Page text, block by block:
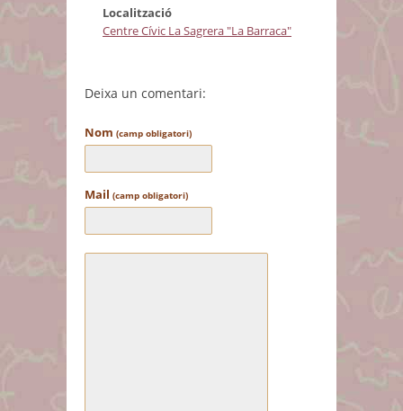
Localització
Centre Cívic La Sagrera "La Barraca"
Deixa un comentari:
Nom (camp obligatori)
Mail (camp obligatori)